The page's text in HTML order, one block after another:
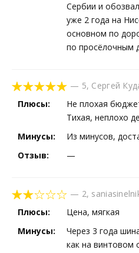
Сербии и
уже 2 года на
основном по
по просёлочным
— 5, Сергей
Плюсы:
Не плохая
Тихая, неплохо
Минусы:
Из минусов,
Отзыв:
—
— 2,
Плюсы:
Цена, мягкая
Минусы:
Через 3 года
как на винтовом